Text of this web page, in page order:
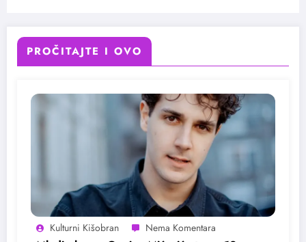
PROČITAJTE I OVO
Kulturni Kišobran